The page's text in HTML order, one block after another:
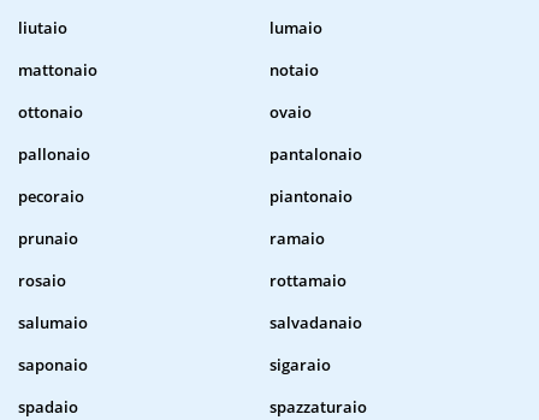
liutaio
lumaio
mattonaio
notaio
ottonaio
ovaio
pallonaio
pantalonaio
pecoraio
piantonaio
prunaio
ramaio
rosaio
rottamaio
salumaio
salvadanaio
saponaio
sigaraio
spadaio
spazzaturaio